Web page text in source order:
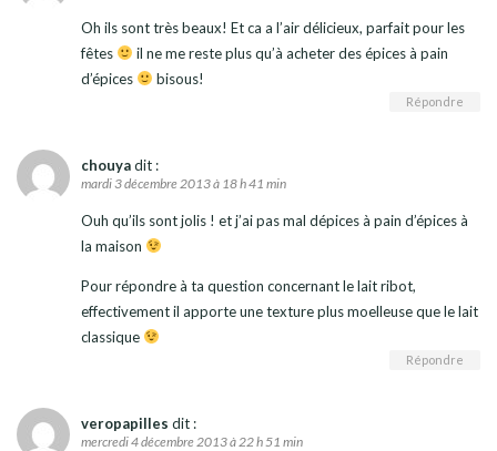
Oh ils sont très beaux! Et ca a l’air délicieux, parfait pour les
fêtes
il ne me reste plus qu’à acheter des épices à pain
d’épices
bisous!
Répondre
chouyadit :
mardi 3 décembre 2013 à 18 h 41 min
Ouh qu’ils sont jolis ! et j’ai pas mal dépices à pain d’épices à
la maison
Pour répondre à ta question concernant le lait ribot,
effectivement il apporte une texture plus moelleuse que le lait
classique
Répondre
veropapilles dit :
mercredi 4 décembre 2013 à 22 h 51 min